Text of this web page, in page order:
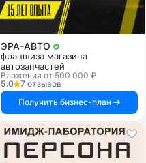
ЭРА-АВТО
франшиза магазина
автозапчастей
Вложения от 500 000 ₽
5.0
7 отзывов
Получить бизнес-план